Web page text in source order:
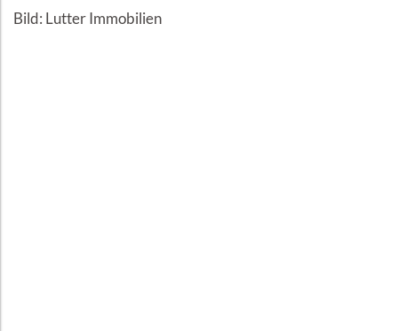
Bild: Lutter Immobilien